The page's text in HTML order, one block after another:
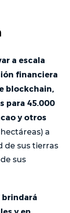
a escala
financiera
blockchain,
para 45.000
y otros
a
de sus tierras
sus
brindará
y en